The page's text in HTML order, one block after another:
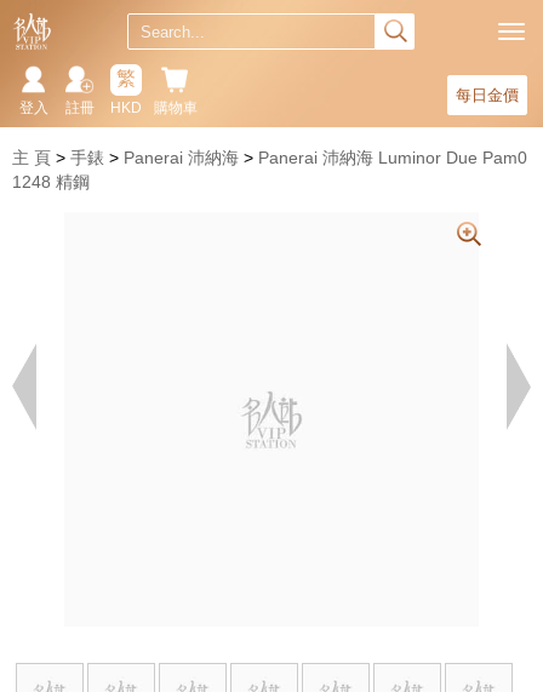
每日金價
購物車
繁
HKD
註冊
登入
主 頁 手錶 Panerai 沛納海
Panerai 沛納海 Luminor Due Pam0
1248 精鋼